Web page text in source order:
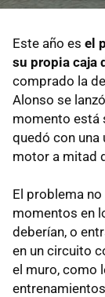
Este año es el
su propia caja
comprado la
Alonso se
momento está
quedó con una
motor a mitad
El problema
momentos en
deberían, o
en un circuito
el muro, como